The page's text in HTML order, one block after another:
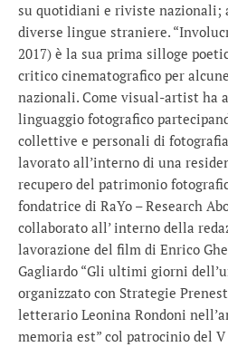
su quotidiani e riviste
diverse lingue straniere.
2017) è la sua prima silloge
critico cinematografico per
nazionali. Come visual-artist ha
linguaggio fotografico
collettive e personali di
lavorato all’interno di una
recupero del patrimonio
fondatrice di RaYo – Research
collaborato all’ interno della
lavorazione del film di Enrico
Gagliardo “Gli ultimi giorni
organizzato con Strategie
letterario Leonina Rondoni
memoria est” col patrocinio del